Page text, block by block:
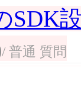
SDK
/ 普通 質問